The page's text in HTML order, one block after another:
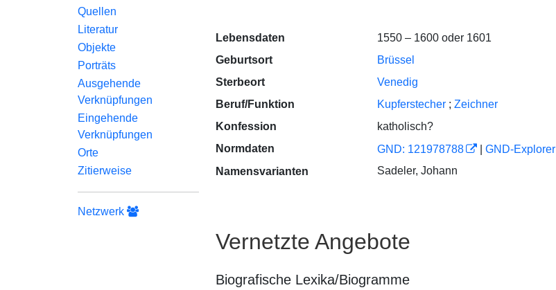
Quellen
Literatur
Objekte
Porträts
Ausgehende
Verknüpfungen
Eingehende
Verknüpfungen
Orte
Zitierweise
Netzwerk
Lebensdaten
1550 – 1600 oder 1601
Geburtsort
Brüssel
Sterbeort
Venedig
Beruf/Funktion
Kupferstecher ; Zeichner
Konfession
katholisch?
Normdaten
GND: 121978788 GND-Explorer
Namensvarianten
Sadeler, Johann
Vernetzte Angebote
Biografische Lexika/Biogramme